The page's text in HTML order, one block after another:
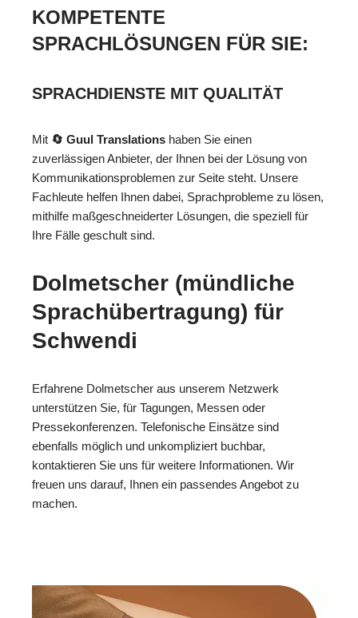
KOMPETENTE
SPRACHLÖSUNGEN FÜR SIE:
SPRACHDIENSTE MIT QUALITÄT
Mit 🔄 Guul Translations haben Sie einen
zuverlässigen Anbieter, der Ihnen bei der Lösung von
Kommunikationsproblemen zur Seite steht. Unsere
Fachleute helfen Ihnen dabei, Sprachprobleme zu lösen,
mithilfe maßgeschneiderter Lösungen, die speziell für
Ihre Fälle geschult sind.
Dolmetscher (mündliche
Sprachübertragung) für
Schwendi
Erfahrene Dolmetscher aus unserem Netzwerk
unterstützen Sie, für Tagungen, Messen oder
Pressekonferenzen. Telefonische Einsätze sind
ebenfalls möglich und unkompliziert buchbar,
kontaktieren Sie uns für weitere Informationen. Wir
freuen uns darauf, Ihnen ein passendes Angebot zu
machen.